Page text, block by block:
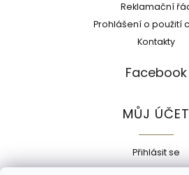
Reklamační
Prohlášení o použití
Kontakty
Facebook
MŮJ ÚČET
Přihlásit se
Registrace